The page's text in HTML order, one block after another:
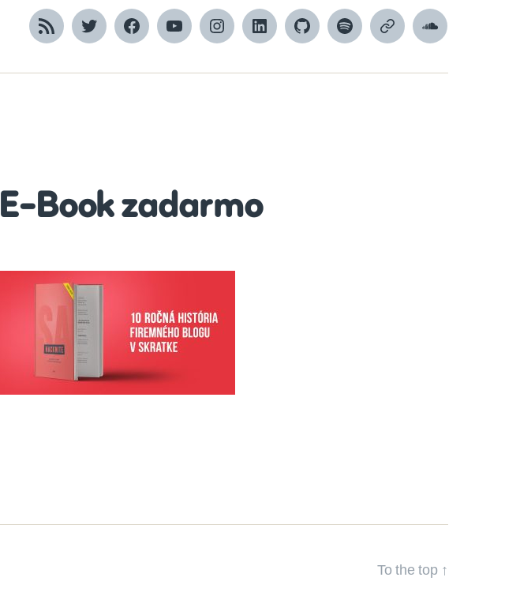
RSS TwitterFacebookYouTubeInstagramLinkedInGitHubSpotifyApple
SoundCloud
E-Book zadarmo
To the top ↑